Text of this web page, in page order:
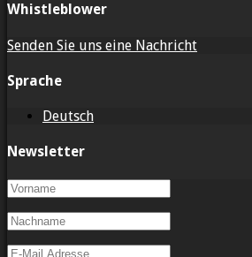
Whistleblower
Senden Sie uns eine Nachricht
Sprache
Deutsch
Newsletter